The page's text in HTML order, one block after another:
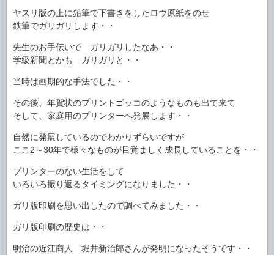
ヤスリ版の上に鉛筆で下書きをしたロウ原紙をのせ
鉄筆でガリガリします・・
先生のお手伝いで ガリガリしたなあ・・
学級新聞とかも ガリガリと・・
当時は画期的な手法でした・・
その後、年賀状のプリントゴッコのようなものも出て来て
そして、家庭用のプリンターへ発展します・・
自然に発展しているのでわかりずらいですが
ここ2～30年で様々なものが目覚ましく成長していることを・・
プリンターのない生活をして
いろいろ振り返るタイミングになりました・・
ガリ版印刷を思い出したので調べてみました・・
ガリ版印刷の歴史は・・
明治の近江商人 堀井新治郎さんが発明になったそうです・・